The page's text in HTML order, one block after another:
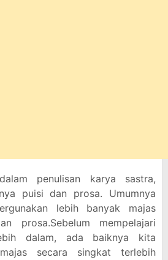
penulisan karya sastra,
puisi dan prosa. Umumnya
lebih banyak majas
prosa.Sebelum mempelajari
dalam, ada baiknya kita
secara singkat terlebih